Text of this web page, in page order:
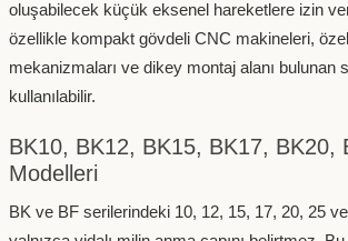
oluşabilecek küçük eksenel hareketlere izin
özellikle kompakt gövdeli CNC makineleri,
mekanizmaları ve dikey montaj alanı bulunan
kullanılabilir.
BK10, BK12, BK15, BK17, BK20,
Modelleri
BK ve BF serilerindeki 10, 12, 15, 17, 20, 25